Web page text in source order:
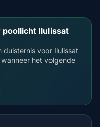
poollicht Ilulissat
voor Ilulissat
het volgende